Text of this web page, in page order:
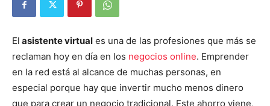
El asistente virtual es una de las profesiones que más se
reclaman hoy en día en los negocios online. Emprender
en la red está al alcance de muchas personas, en
especial porque hay que invertir mucho menos dinero
que para crear un negocio tradicional. Este ahorro viene,